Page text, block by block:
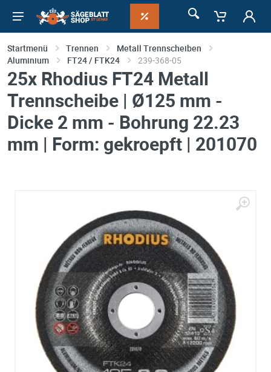
Startmenü Trennen
Metall Trennscheiben
Aluminium
FT24 / FTK24 239-368-05
25x Rhodius FT24 Metall
Trennscheibe | Ø125 mm -
Dicke 2 mm - Bohrung 22.23
mm | Form: gekroepft | 201070